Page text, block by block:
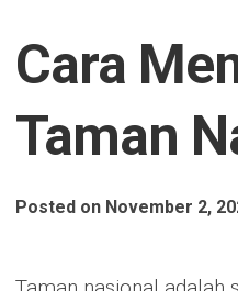
Cara
Taman
Posted on November 2,